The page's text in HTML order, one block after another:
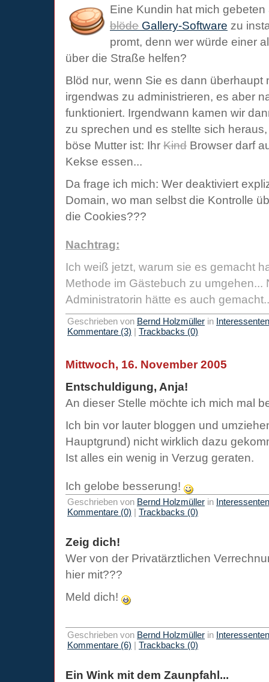
Eine Kundin hat mich
blöde Gallery-Software zu
promt, denn wer würde einer
über die Straße helfen?
Blöd nur, wenn Sie es dann überhaupt
irgendwas zu administrieren, es aber
funktioniert. Irgendwann kamen wir
zu sprechen und es stellte sich
böse Mutter ist: Ihr Kind Browser darf
Kekse essen...
Da frage ich mich: Wer deaktiviert
Domain, wo man selbst die Kontrolle
die Cookies???
Nachtrag:
Ich weiß jetzt, warum sie es gemacht
Methode im Gästebuch zu umgehen...
Administratorin hätte es auch
Geschrieben von Bernd Holzmüller in
Kommentare (3) | Trackbacks (0)
Mittwoch, 16. November 2005
Entschuldigung, Anja!
An dieser Stelle möchte ich mich mal
Ich bin vor lauter bloggen und
Hauptgrund) nicht wirklich dazu
Ist alles ein wenig in Verzug geraten.
Ich gelobe besserung!
Geschrieben von Bernd Holzmüller in
Kommentare (0) | Trackbacks (0)
Zeig dich!
Wer von der Privatärztlichen
hier mit???
Meld dich!
Geschrieben von Bernd Holzmüller in
Kommentare (6) | Trackbacks (0)
Ein Wink mit dem Zaunpfahl...